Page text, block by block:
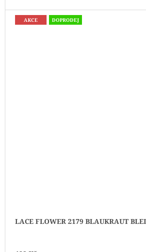
AKCE DOPRODEJ
LACE FLOWER 2179 BLAUKRAUT